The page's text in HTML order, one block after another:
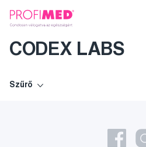
CODEX LABS
Szűrő